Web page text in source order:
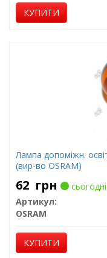
КУПИТИ
Лампа допоміжн.
(вир-во OSRAM)
62 грн
сьогодні
Артикул:
OSRAM
КУПИТИ